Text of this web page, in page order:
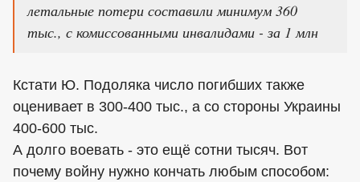
летальные потери составили минимум 360
тыс., с комиссованными инвалидами - за 1 млн
Кстати Ю. Подоляка число погибших также
оценивает в 300-400 тыс., а со стороны Украины
400-600 тыс.
А долго воевать - это ещё сотни тысяч. Вот
почему войну нужно кончать любым способом: